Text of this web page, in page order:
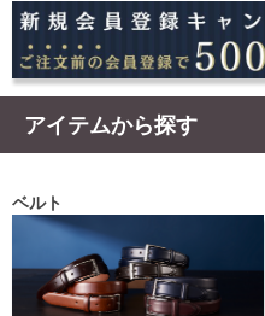
アイテムから探す
ベルト